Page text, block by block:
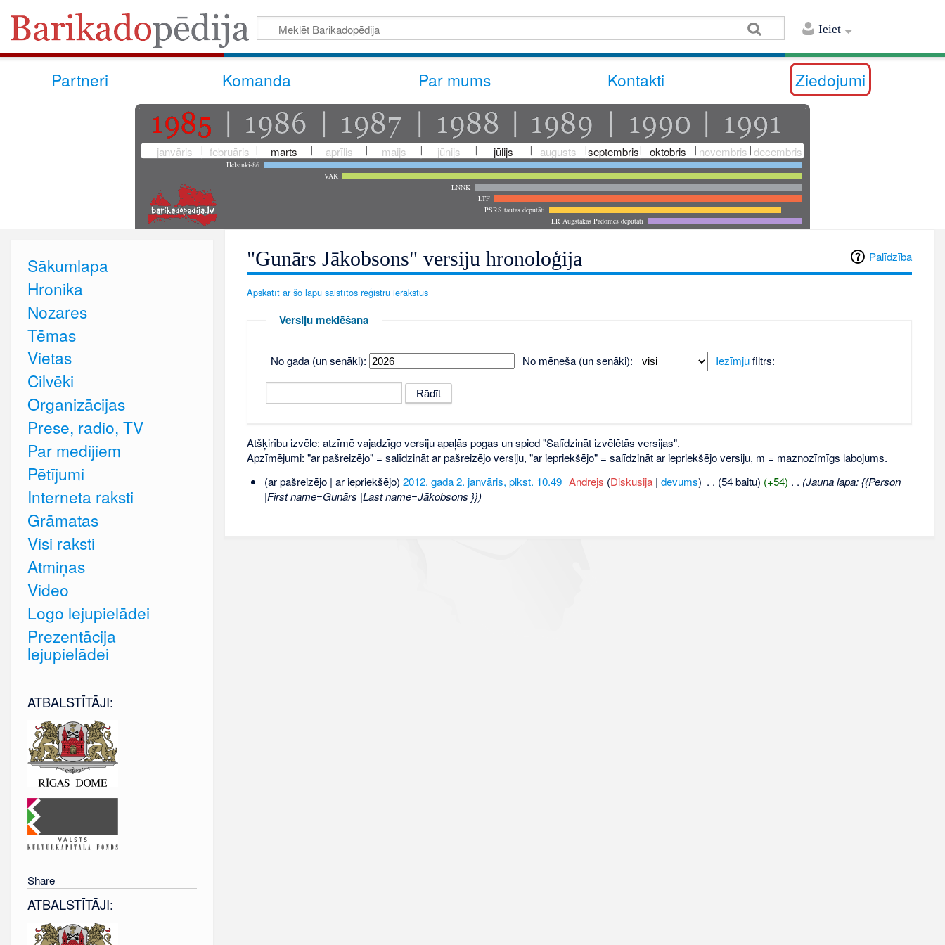
Ieiet
Partneri Komanda Par mums Kontakti Ziedojumi
janvāris februāris marts aprīlis maijs jūnijs jūlijs augusts septembris oktobris novembris decembris
Helsinki-86
VAK
LNNK
LTF
PSRS tautas deputāti
LR Augstākās Padomes deputāti
Palīdzība
"Gunārs Jākobsons" versiju hronoloģija
Apskatīt ar šo lapu saistītos reģistru ierakstus
Versiju meklēšana
No gada (un senāki): No mēneša (un senāki): Iezīmjufiltrs:
Atšķirību izvēle: atzīmē vajadzīgo versiju apaļās pogas un spied "Salīdzināt izvēlētās versijas".
Apzīmējumi: "ar pašreizējo" = salīdzināt ar pašreizējo versiju, "ar iepriekšējo" = salīdzināt ar iepriekšējo versiju, m = maznozīmīgs labojums.
(ar pašreizējo | ar iepriekšējo) 2012. gada 2. janvāris, plkst. 10.49‎ Andrejs (Diskusija| devums) . . (54 baitu) (+54) . . (Jauna lapa: {{Person
|First name=Gunārs |Last name=Jākobsons }})
Sākumlapa
Hronika
Nozares
Tēmas
Vietas
Cilvēki
Organizācijas
Prese, radio, TV
Par medijiem
Pētījumi
Interneta raksti
Grāmatas
Visi raksti
Atmiņas
Video
Logo lejupielādei
Prezentācija
lejupielādei
ATBALSTĪTĀJI:
Share
ATBALSTĪTĀJI: